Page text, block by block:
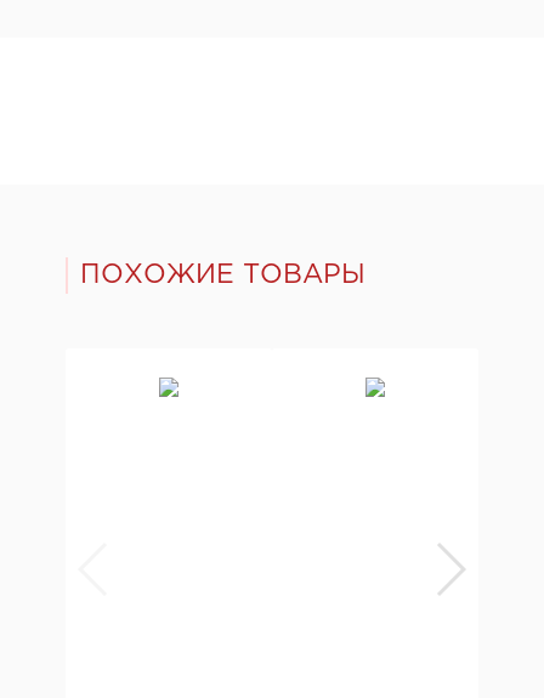
ПОХОЖИЕ ТОВАРЫ